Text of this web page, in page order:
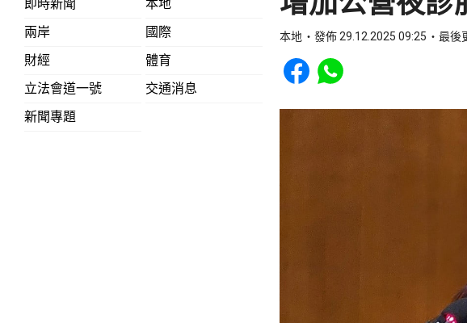
即時新聞
本地
兩岸
國際
財經
體育
立法會道一號
交通消息
新聞專題
本地 發佈 29.12.2025 09:25 最後
Share to Facebook
Share to WhatsApp